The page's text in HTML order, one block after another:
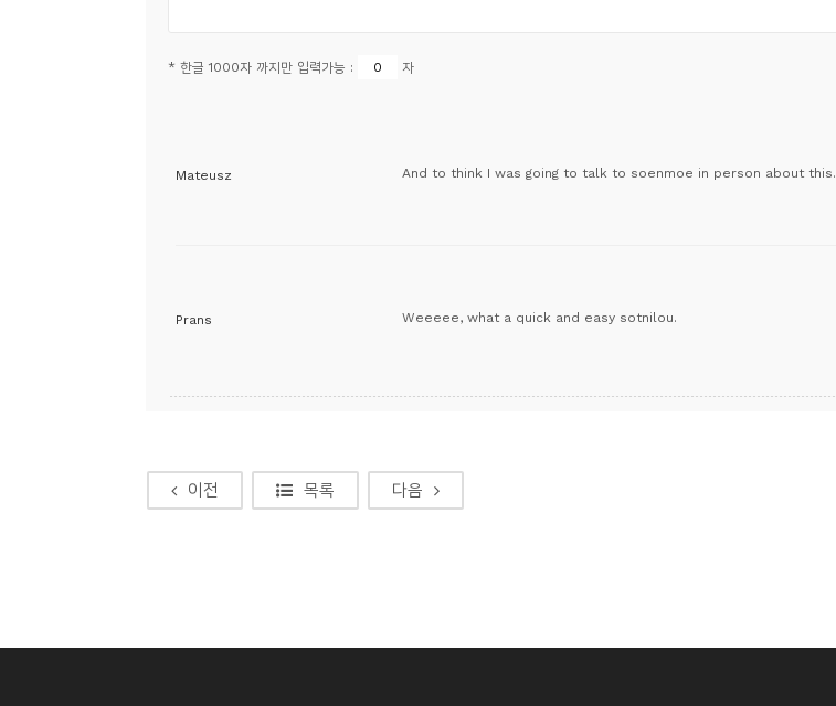
* 한글 1000자 까지만 입력가능 : 자
Mateusz And to think I was going to talk to soenmoe in person about this.
Prans Weeeee, what a quick and easy sotnilou.
이전 목록 다음